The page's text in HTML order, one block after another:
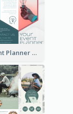
Your Event Planner Brochure